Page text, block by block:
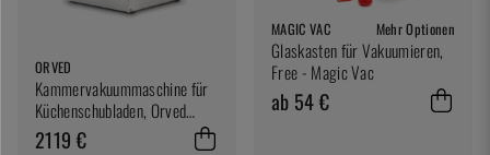
ORVED
Kammervakuummaschine für
Küchenschubladen, Orved
EVOX 25
2119 €
MAGIC VAC Mehr Optionen
Glaskasten für Vakuumieren,
Free - Magic Vac
ab 54 €